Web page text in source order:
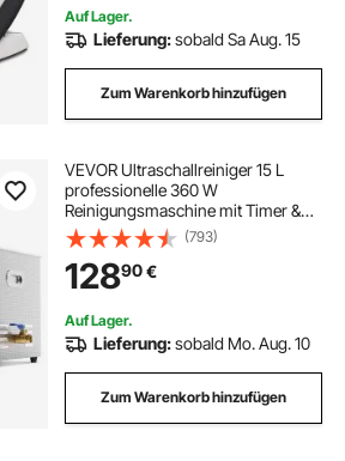
Auf Lager.
Lieferung:sobald Sa Aug. 15
Zum Warenkorb hinzufügen
VEVOR Ultraschallreiniger 15 L
professionelle 360 W
Reinigungsmaschine mit Timer &
Heizung, digitaler 40 kHz
Ultraschallreiniger mit Korb für
Uhrgläser Schmuckhalter
Industrieteile Werkzeuge Silber
(793)
12890€
Auf Lager.
Lieferung:sobald Mo. Aug. 10
Zum Warenkorb hinzufügen